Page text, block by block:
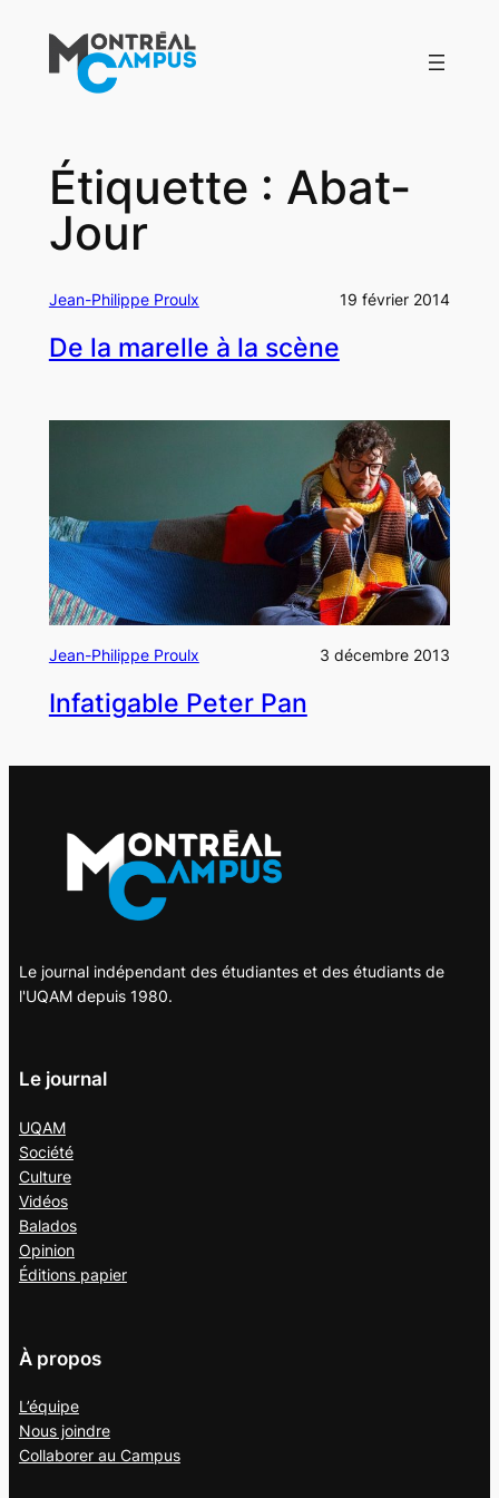
contenu
Étiquette : Abat-
Jour
Jean-Philippe Proulx 19 février 2014
De la marelle à la scène
Jean-Philippe Proulx 3 décembre 2013
Infatigable Peter Pan
Le journal indépendant des étudiantes et des étudiants de
l'UQAM depuis 1980.
Le journal
UQAM
Société
Culture
Vidéos
Balados
Opinion
Éditions papier
À propos
L’équipe
Nous joindre
Collaborer au Campus